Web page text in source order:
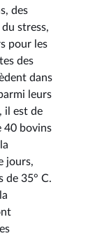
des
stress,
pour les
des
dans
leurs
il est de
40 bovins
jours,
de 35° C.